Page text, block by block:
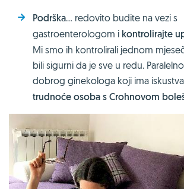
Podrška… redovito budite na vezi s
gastroenterologom i kontrolirajte
Mi smo ih kontrolirali jednom
bili sigurni da je sve u redu.
dobrog ginekologa koji ima
trudnoće osoba s Crohnovom